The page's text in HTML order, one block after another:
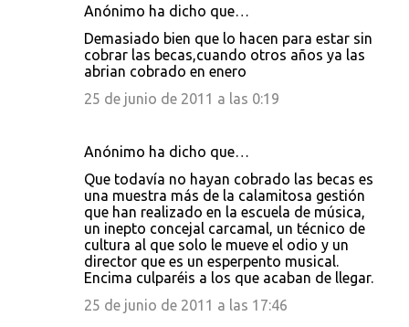
Anónimo ha dicho que…
Demasiado bien que lo hacen para estar sin
cobrar las becas,cuando otros años ya las
abrian cobrado en enero
25 de junio de 2011 a las 0:19
Anónimo ha dicho que…
Que todavía no hayan cobrado las becas es
una muestra más de la calamitosa gestión
que han realizado en la escuela de música,
un inepto concejal carcamal, un técnico de
cultura al que solo le mueve el odio y un
director que es un esperpento musical.
Encima culparéis a los que acaban de llegar.
25 de junio de 2011 a las 17:46